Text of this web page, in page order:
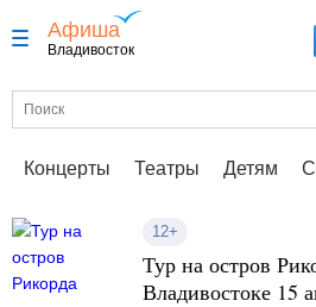
Афиша
Владивосток
Концерты Театры Детям
12+
Тур на остров
Владивостоке 15